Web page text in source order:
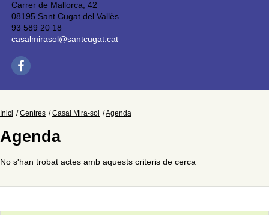
Carrer de Mallorca, 42
08195 Sant Cugat del Vallès
93 589 20 18
casalmirasol@santcugat.cat
Inici Centres Casal Mira-sol Agenda
Agenda
No s'han trobat actes amb aquests criteris de cerca